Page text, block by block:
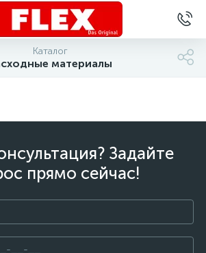
Каталог
материалы
Задайте
прямо сейчас!